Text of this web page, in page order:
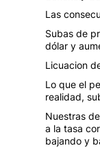
Las
Subas de
dólar y
Licuacion
Lo que el
realidad,
Nuestras
a la tasa
bajando y